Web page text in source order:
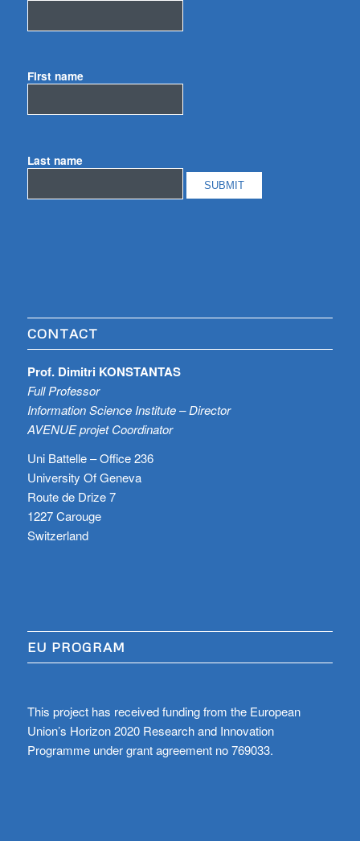
First name
Last name
CONTACT
Prof. Dimitri KONSTANTAS
Full Professor
Information Science Institute – Director
AVENUE projet Coordinator
Uni Battelle – Office 236
University Of Geneva
Route de Drize 7
1227 Carouge
Switzerland
EU PROGRAM
This project has received funding from the European
Union’s Horizon 2020 Research and Innovation
Programme under grant agreement no 769033.